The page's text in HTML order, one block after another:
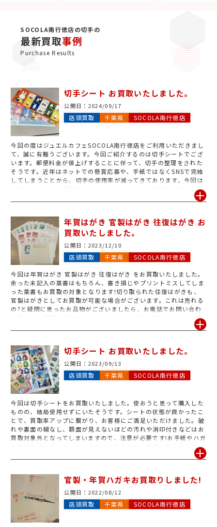
SOCOLA南行徳店の切手の
最新買取事例
Purchase Results
切手シート お買取いたしました。
公開日： 2024/09/17
店頭買取 千葉県 SOCOLA南行徳店
今回の度はジュエルカフェSOCOLA南行徳店をご利用いただきまし
て、誠に有難うございます。今回ご紹介するのは切手シートでござ
います。郵便料金が値上げすることに伴って、切手の整理をされた
そうです。近年はネットでの懸賞応募や、手紙ではなくSNSで完結
してしまうことから、切手の使用率が減ってきております。今回は
切手シートでのお買取でしたが、もちろんバラの状態で1枚からで
もお買取させていただきます!昔集めていた大量の切手も、スタッ
ませ。皆様のご利用を心よりお待ちしております。
年賀はがき 官製はがき 往復はがき お
買取いたしました。
公開日： 2023/12/10
店頭買取 千葉県 SOCOLA南行徳店
今回は年賀はがき 官製はがき 往復はがき をお買取いたしました。
余った未記入の葉書はもちろん、書き損じやプリントミスしてしま
った葉書もお買取の対象となります!切り取られた往復はがきも、
官製はがきとしてお買取が可能な場合がございます。これは売れる
の?と疑問に思ったお品物がございましたら、お電話でお問い合わ
せ頂くか、店頭までお持ち込みください。何枚お持ちいただいても
大丈夫です!1枚だけじゃ申し訳ないという方でもお気軽にお越しく
行徳店で現金化しませんか?
切手シート お買取いたしました。
公開日： 2023/09/13
店頭買取 千葉県 SOCOLA南行徳店
今回は切手シートをお買取いたしました。使おうと思って購入した
ものの、結局使用せずにいたそうです。シートの状態が良かったこ
とで、買取率アップに繋がり、お客様にご満足いただけました。破
れや裏面の糊なし、額面が見えないほどの汚れや消印付きなどはお
買取対象外となってしまいますので、注意が必要です!お手紙やハガ
キを送る機会が少なくなってきておりますが、需要がなくなってし
まう前にご不要な切手はお早めの売却をオススメいたします。昔に
だきます!もちろん1枚〜お買取させていただきますので、お気軽に
お持ち込みください。官製・年賀ハガキお買取りしました!
公開日： 2022/08/12
店頭買取 千葉県 SOCOLA南行徳店